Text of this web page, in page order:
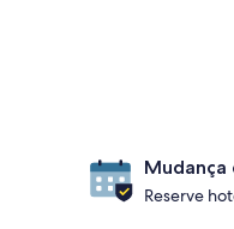
Mudança
Reserve